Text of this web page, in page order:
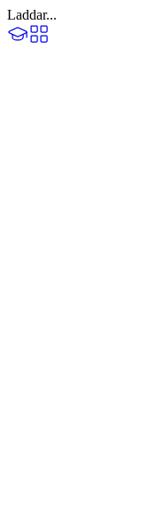
Laddar...